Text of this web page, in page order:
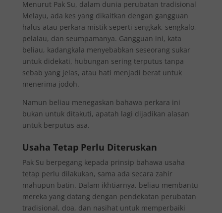
Menurut Pak Su, dalam dunia perubatan tradisional
Melayu, ada kes yang dikaitkan dengan gangguan
halus atau perkara mistik seperti sengkak, sengkalo,
pelalau, dan seumpamanya. Gangguan ini, kata
beliau, kadangkala menyebabkan seseorang sukar
untuk didekati, hubungan sering terputus tanpa
sebab yang jelas, atau hati menjadi berat untuk
menerima jodoh.
Namun beliau menegaskan bahawa perkara ini
bukan untuk ditakuti, apatah lagi dijadikan alasan
untuk berputus asa.
Usaha Tetap Perlu Diteruskan
Pak Su berpegang kepada prinsip bahawa usaha
tetap perlu dilakukan, sama ada secara zahir
mahupun batin. Dalam ikhtiarnya, beliau membantu
mereka yang datang dengan pendekatan perubatan
tradisional, doa, dan nasihat untuk memperbaiki